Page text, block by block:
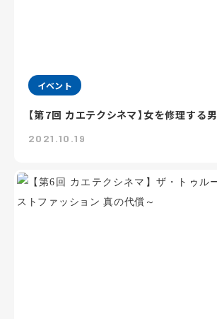
イベント
【第7回 カエテクシネマ】女を修理する男
2021.10.19